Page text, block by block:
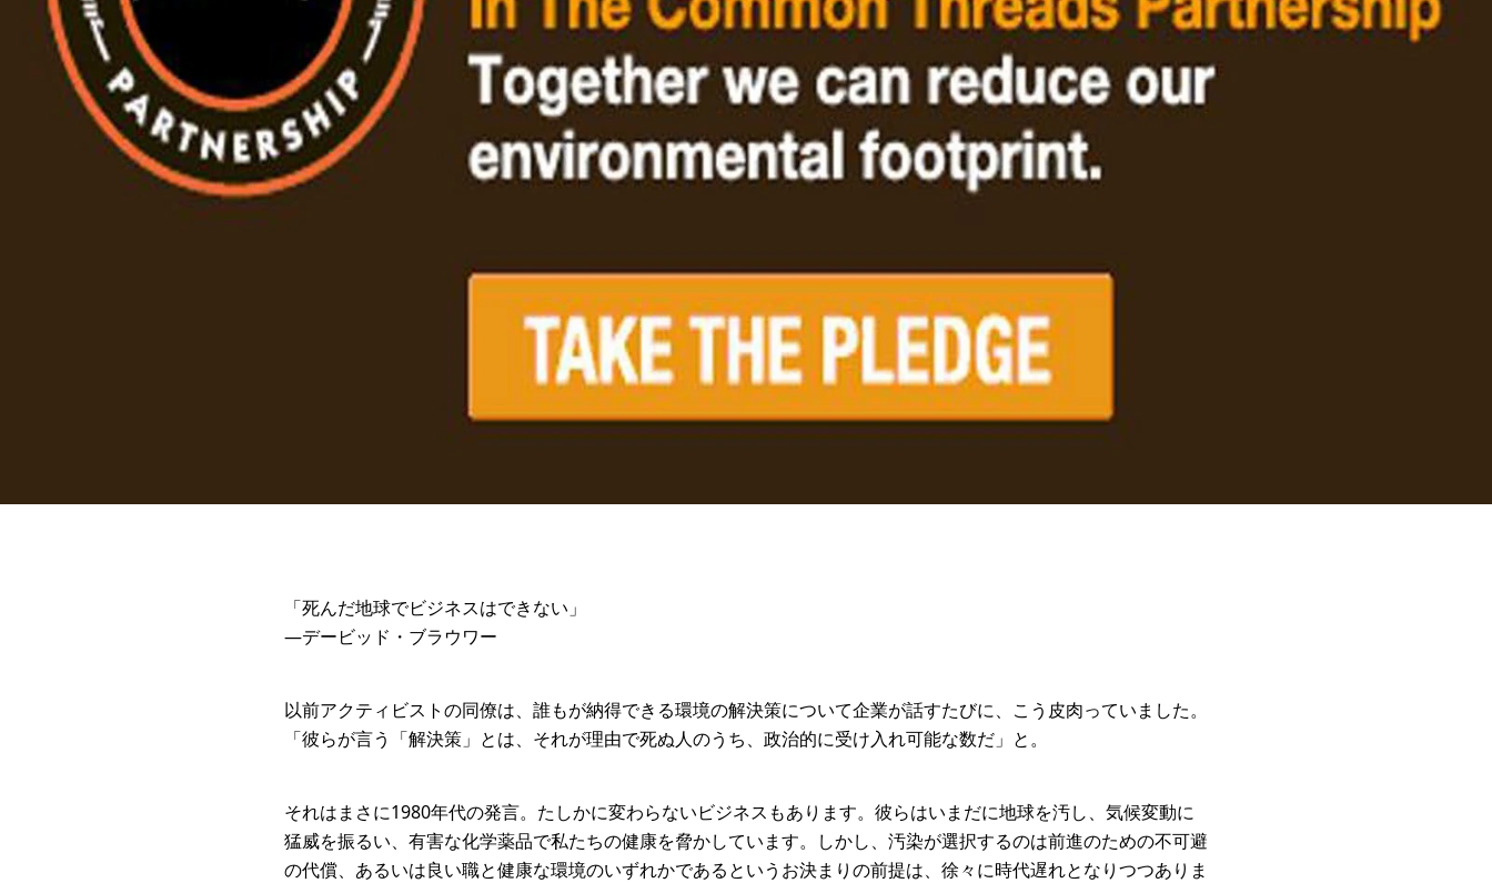
「死んだ地球でビジネスはできない」
—デービッド・ブラウワー
以前アクティビストの同僚は、誰もが納得できる環境の解決策について企業が話すたびに、こう皮肉っていました。
「彼らが言う「解決策」とは、それが理由で死ぬ人のうち、政治的に受け入れ可能な数だ」と。
それはまさに1980年代の発言。たしかに変わらないビジネスもあります。彼らはいまだに地球を汚し、気候変動に
猛威を振るい、有害な化学薬品で私たちの健康を脅かしています。しかし、汚染が選択するのは前進のための不可避
の代償、あるいは良い職と健康な環境のいずれかであるというお決まりの前提は、徐々に時代遅れとなりつつありま